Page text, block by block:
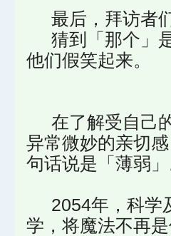
最后，拜访者
猜到「那个」
他们假笑起来。
在了解受自己
异常微妙的亲切
句话说是「薄弱
2054年，科学
学，将魔法不再